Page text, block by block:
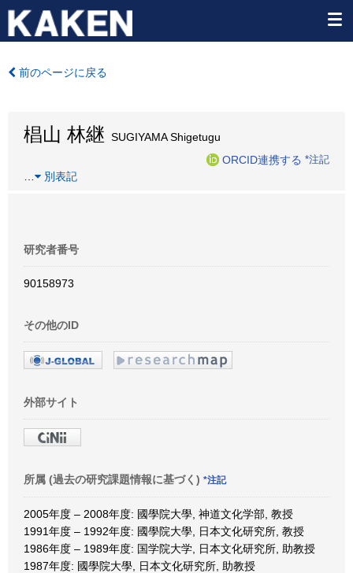
前のページに戻る
椙山 林継 SUGIYAMA Shigetugu
ORCID連携する *注記
別表記
研究者番号
90158973
その他のID
外部サイト
所属 (過去の研究課題情報に基づく) *注記
2005年度 – 2008年度: 國學院大學, 神道文化学部, 教授
1991年度 – 1992年度: 國學院大學, 日本文化研究所, 教授
1986年度 – 1989年度: 国学院大学, 日本文化研究所, 助教授
1987年度: 國學院大學, 日本文化研究所, 助教授